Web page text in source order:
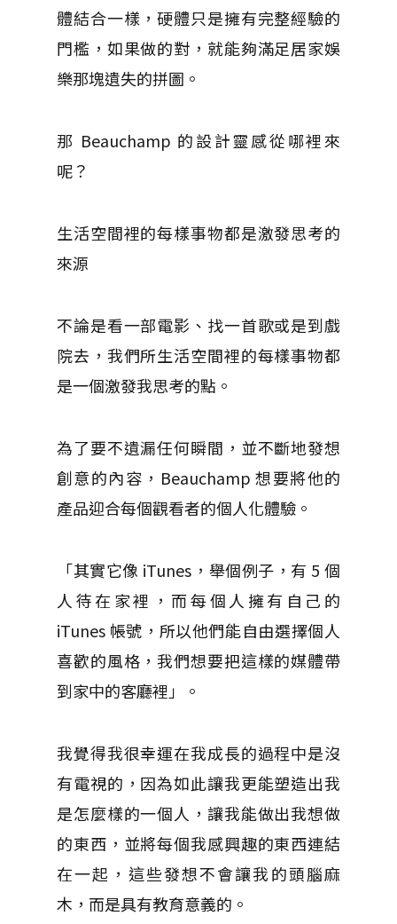
體結合一樣，硬體只是擁有完整經驗的
門檻，如果做的對，就能夠滿足居家娛
樂那塊遺失的拼圖。
那 Beauchamp 的設計靈感從哪裡來
呢？
生活空間裡的每樣事物都是激發思考的
來源
不論是看一部電影、找一首歌或是到戲
院去，我們所生活空間裡的每樣事物都
是一個激發我思考的點。
為了要不遺漏任何瞬間，並不斷地發想
創意的內容，Beauchamp 想要將他的
產品迎合每個觀看者的個人化體驗。
「其實它像 iTunes，舉個例子，有 5 個
人待在家裡，而每個人擁有自己的
iTunes 帳號，所以他們能自由選擇個人
喜歡的風格，我們想要把這樣的媒體帶
到家中的客廳裡」。
我覺得我很幸運在我成長的過程中是沒
有電視的，因為如此讓我更能塑造出我
是怎麼樣的一個人，讓我能做出我想做
的東西，並將每個我感興趣的東西連結
在一起，這些發想不會讓我的頭腦麻
木，而是具有教育意義的。